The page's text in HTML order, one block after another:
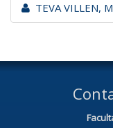
TEVA VILLEN,